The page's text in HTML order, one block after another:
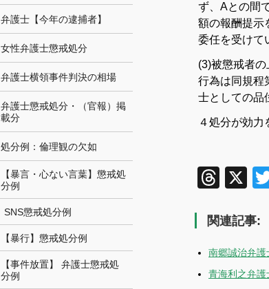
ず、Aとの間
額の報酬提示
委任を受けて
(3)被懲戒者
行為は同規程
士としての品
４処分が効
X
関連記事:
南郷誠治弁
青海利之弁
弁護士【今年の逮捕者】
女性弁護士懲戒処分
弁護士横領事件判決の相場
弁護士懲戒処分・（官報）掲
載分
処分例：倫理観の欠如
【暴言・心ない言葉】懲戒処
分例
SNS懲戒処分例
【暴行】懲戒処分例
【事件放置】 弁護士懲戒処
分例